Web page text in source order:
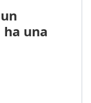
una